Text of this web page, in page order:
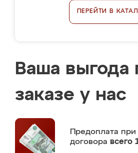
ПЕРЕЙТИ В
Ваша выгода
заказе у нас
Предоплата при
договора всего